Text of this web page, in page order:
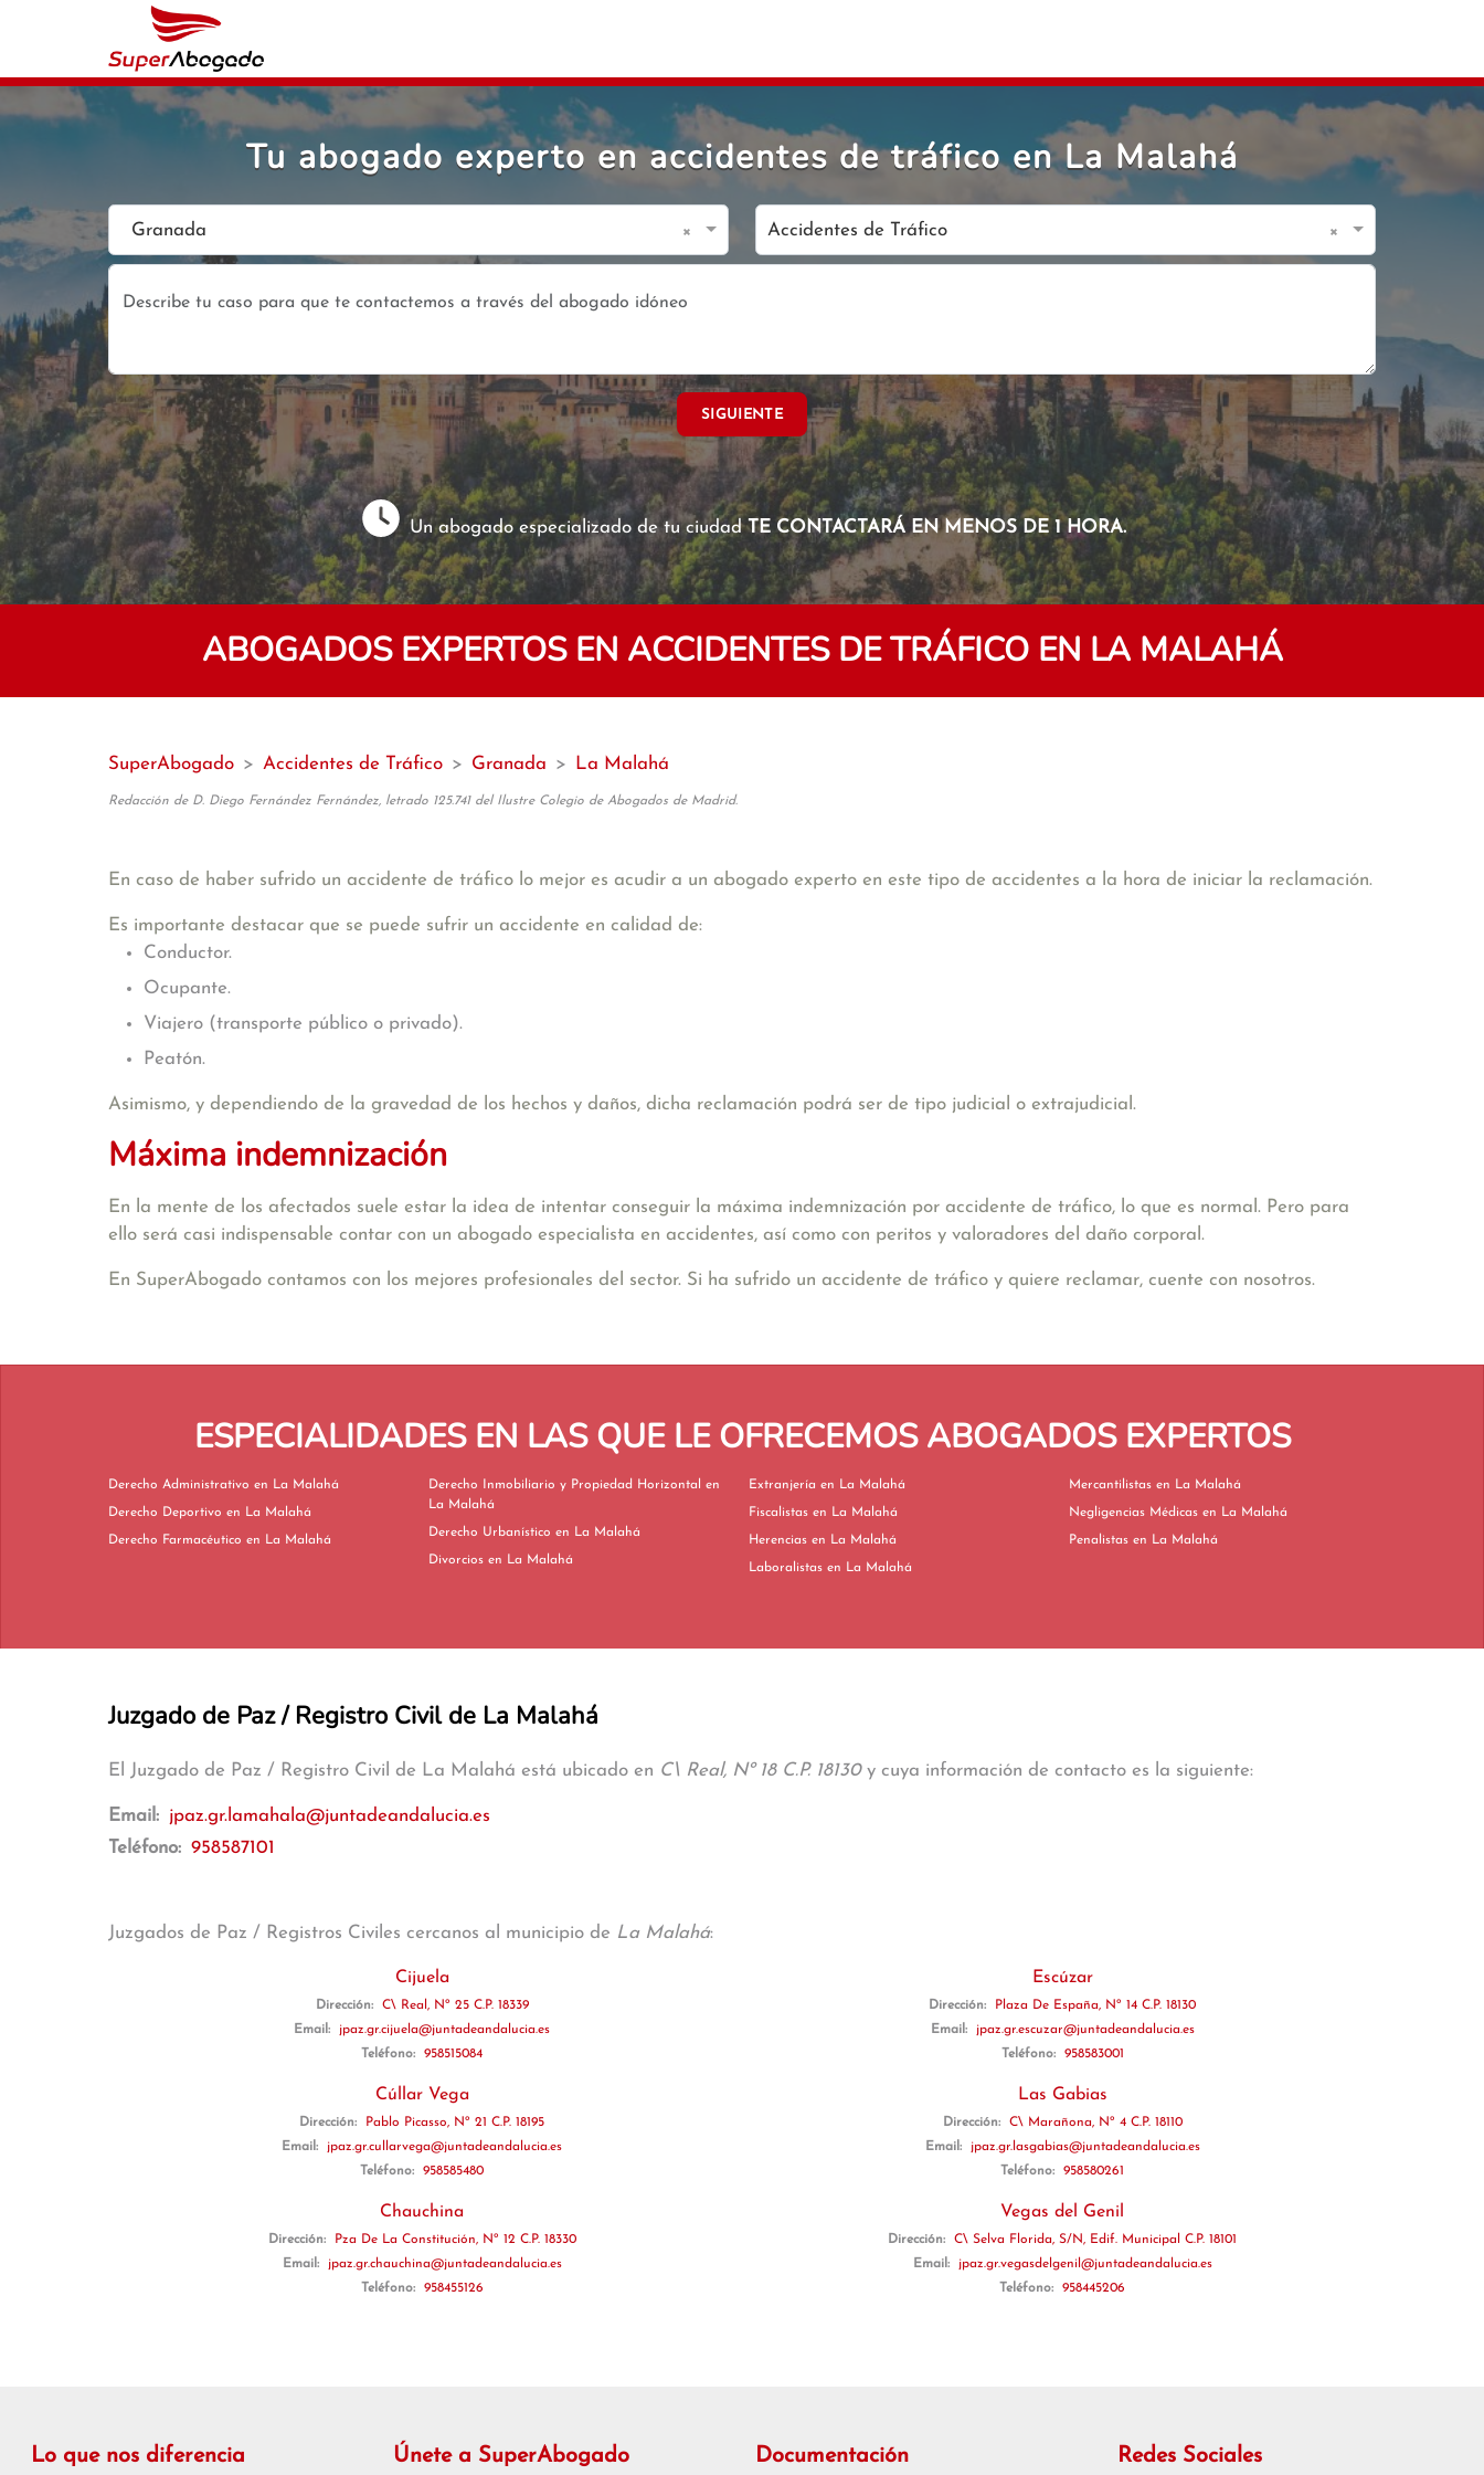
Tu abogado experto en accidentes de tráfico en La Malahá
Granada × Accidentes de Tráfico ×
SIGUIENTE
Un abogado especializado de tu ciudadTE CONTACTARÁ EN MENOS DE 1 HORA.
ABOGADOS EXPERTOS EN ACCIDENTES DE TRÁFICO EN LA MALAHÁ
SuperAbogado > Accidentes de Tráfico > Granada > La Malahá
Redacción de D. Diego Fernández Fernández, letrado 125.741 del Ilustre Colegio de Abogados de Madrid.
En caso de haber sufrido un accidente de tráfico lo mejor es acudir a un abogado experto en este tipo de accidentes a la hora de iniciar la reclamación.
Es importante destacar que se puede sufrir un accidente en calidad de:
Conductor.
Ocupante.
Viajero (transporte público o privado).
Peatón.
Asimismo, y dependiendo de la gravedad de los hechos y daños, dicha reclamación podrá ser de tipo judicial o extrajudicial.
Máxima indemnización
En la mente de los afectados suele estar la idea de intentar conseguir la máxima indemnización por accidente de tráfico, lo que es normal. Pero para
ello será casi indispensable contar con un abogado especialista en accidentes, así como con peritos y valoradores del daño corporal.
En SuperAbogado contamos con los mejores profesionales del sector. Si ha sufrido un accidente de tráfico y quiere reclamar, cuente con nosotros.
ESPECIALIDADES EN LAS QUE LE OFRECEMOS ABOGADOS EXPERTOS
Derecho Administrativo en La Malahá
Derecho Deportivo en La Malahá
Derecho Farmacéutico en La Malahá
Derecho Inmobiliario y Propiedad Horizontal en
La Malahá
Derecho Urbanístico en La Malahá
Divorcios en La Malahá
Extranjería en La Malahá
Fiscalistas en La Malahá
Herencias en La Malahá
Laboralistas en La Malahá
Mercantilistas en La Malahá
Negligencias Médicas en La Malahá
Penalistas en La Malahá
Juzgado de Paz / Registro Civil de La Malahá
El Juzgado de Paz / Registro Civil de La Malahá está ubicado en C\ Real, Nº 18 C.P. 18130y cuya información de contacto es la siguiente:
Email: jpaz.gr.lamahala@juntadeandalucia.es
Teléfono: 958587101
Juzgados de Paz / Registros Civiles cercanos al municipio de La Malahá:
Cijuela
Dirección:
C\ Real, Nº 25 C.P. 18339
Email:
jpaz.gr.cijuela@juntadeandalucia.es
Teléfono:
958515084
Cúllar Vega
Dirección:
Pablo Picasso, Nº 21 C.P. 18195
Email:
jpaz.gr.cullarvega@juntadeandalucia.es
Teléfono:
958585480
Chauchina
Dirección:
Pza De La Constitución, Nº 12 C.P. 18330
Email:
jpaz.gr.chauchina@juntadeandalucia.es
Teléfono:
958455126
Escúzar
Dirección:
Plaza De España, Nº 14 C.P. 18130
Email:
jpaz.gr.escuzar@juntadeandalucia.es
Teléfono:
958583001
Las Gabias
Dirección:
C\ Marañona, Nº 4 C.P. 18110
Email:
jpaz.gr.lasgabias@juntadeandalucia.es
Teléfono:
958580261
Vegas del Genil
Dirección:
C\ Selva Florida, S/N, Edif. Municipal C.P. 18101
Email:
jpaz.gr.vegasdelgenil@juntadeandalucia.es
Teléfono:
958445206
Lo que nos diferencia Únete a SuperAbogado Documentación Redes Sociales